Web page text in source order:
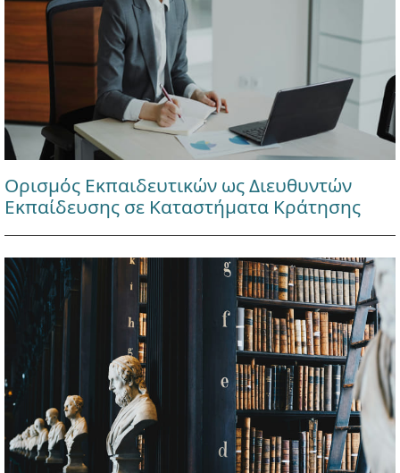
Ορισμός Εκπαιδευτικών ως Διευθυντών
Εκπαίδευσης σε Καταστήματα Κράτησης